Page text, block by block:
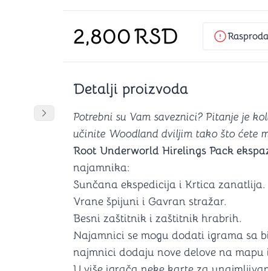
Šah
4 u 1 igre
Backgammon (Tavla)
Podloge
Zaštite
Kockice
Kutijice
Mozgalice
Hanayama
Kocke
Ostale mozgalice
Stripovi
Pomeranje sadržaja slajdera u desno
2,800RSD
Detalji proizvoda
Potrebni su Vam saveznici? Pitanje je
učinite Woodland dviljim tako što ćete
Root Underworld Hirelings Pack
najamnika:
Sunčana ekspedicija i Krtica zanatlija.
Vrane špijuni i Gavran stražar.
Besni zaštitnik i zaštitnik hrabrih.
Najamnici se mogu dodati igrama sa
najmnici dodaju nove delove na